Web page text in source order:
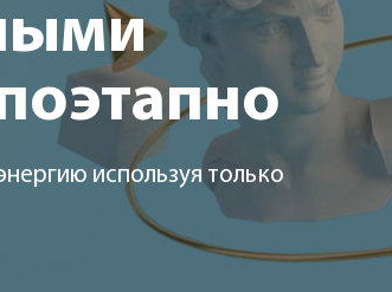
используя только